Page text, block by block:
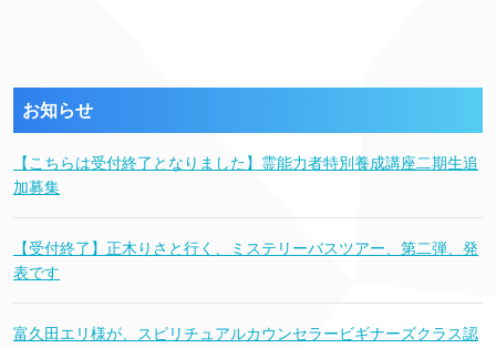
お知らせ
【こちらは受付終了となりました】霊能力者特別養成講座二期生追
加募集
【受付終了】正木りさと行く、ミステリーバスツアー、第二弾、発
表です
富久田エリ様が、スピリチュアルカウンセラービギナーズクラス認